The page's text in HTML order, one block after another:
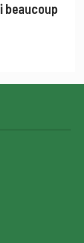
beaucoup